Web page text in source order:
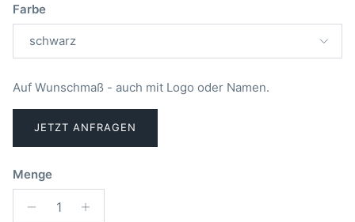
Farbe
schwarz
Auf Wunschmaß - auch mit Logo oder Namen.
JETZT ANFRAGEN
Menge